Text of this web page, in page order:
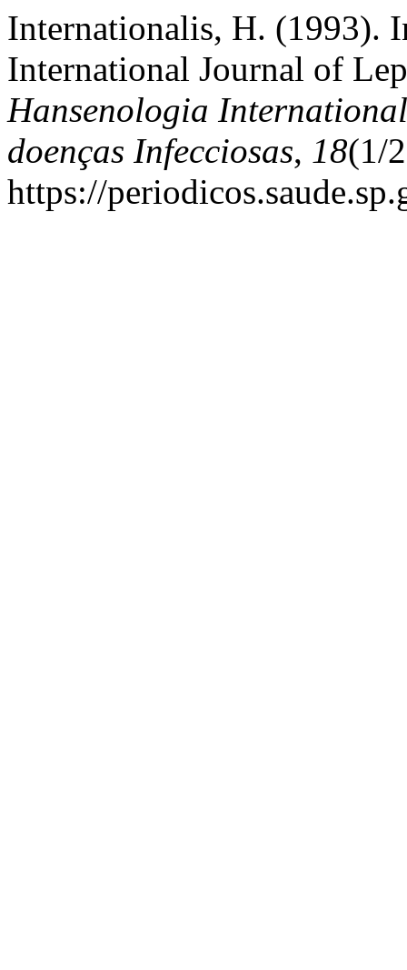
Internationalis, H. (1993).
International Journal of
Hansenologia
doenças Infecciosas, 18(1/
https://